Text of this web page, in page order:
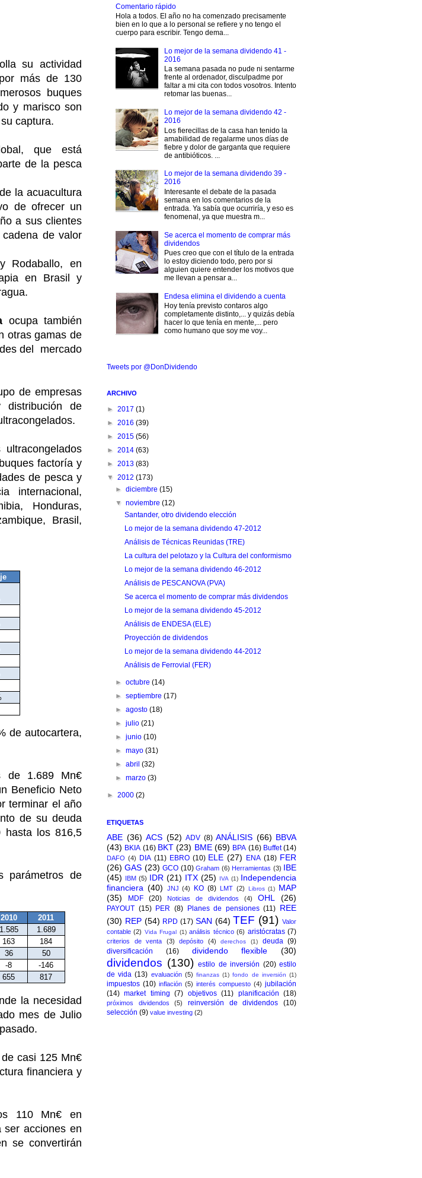
su actividad
más de 130
buques
y marisco son
captura.
que está
de la pesca
la acuacultura
de ofrecer un
a sus clientes
de valor
Rodaballo, en
en Brasil y
ocupa también
otras gamas de
del
mercado
de empresas
distribución de
factoría y
de pesca y
internacional,
Honduras,
Brasil,
de autocartera,
de 1.689 Mn€
Beneficio Neto
terminar el año
de su deuda
hasta los 816,5
parámetros de
2010
2011
1.585
1.689
163
184
36
50
-8
-146
655 817
la necesidad
mes de Julio
casi 125 Mn€
financiera y
110 Mn€ en
ser acciones en
se convertirán
Comentario rápido
Hola a todos. El año no ha comenzado precisamente
bien en lo que a lo personal se refiere y no tengo el
cuerpo para escribir. Tengo dema...
Lo mejor de la semana dividendo 41 -
2016
La semana pasada no pude ni sentarme
frente al ordenador, disculpadme por
faltar a mi cita con todos vosotros. Intento
retomar las buenas...
Lo mejor de la semana dividendo 42 -
2016
Los fierecillas de la casa han tenido la
amabilidad de regalarme unos días de
fiebre y dolor de garganta que requiere
de antibióticos. ...
Lo mejor de la semana dividendo 39 -
2016
Interesante el debate de la pasada
semana en los comentarios de la
entrada. Ya sabía que ocurriría, y eso es
fenomenal, ya que muestra m...
Se acerca el momento de comprar más
dividendos
Pues creo que con el título de la entrada
lo estoy diciendo todo, pero por si
alguien quiere entender los motivos que
me llevan a pensar a...
Endesa elimina el dividendo a cuenta
Hoy tenía previsto contaros algo
completamente distinto,... y quizás debía
hacer lo que tenía en mente,... pero
como humano que soy me voy...
Tweets por @DonDividendo
ARCHIVO
► 2017 (1)
► 2016 (39)
► 2015 (56)
► 2014 (63)
► 2013 (83)
▼ 2012 (173)
►diciembre(15)
▼noviembre(12)
Santander, otro dividendo elección
Lo mejor de la semana dividendo 47-2012
Análisis de Técnicas Reunidas (TRE)
La cultura del pelotazo y la Cultura del conformismo
Lo mejor de la semana dividendo 46-2012
Análisis de PESCANOVA (PVA)
Se acerca el momento de comprar más dividendos
Lo mejor de la semana dividendo 45-2012
Análisis de ENDESA (ELE)
Proyección de dividendos
Lo mejor de la semana dividendo 44-2012
Análisis de Ferrovial (FER)
►octubre(14)
►septiembre(17)
►agosto(18)
►julio(21)
►junio(10)
►mayo(31)
►abril(32)
►marzo(3)
► 2000 (2)
ETIQUETAS
ABE (36) ACS (52) ADV (8) ANÁLISIS (66) BBVA
(43) BKIA (16) BKT (23) BME (69) BPA (16) Buffet (14)
DAFO (4) DIA (11) EBRO (10) ELE (27) ENA (18) FER
(26) GAS (23) GCO (10) Graham (6) Herramientas (3) IBE
(45) IBM (5) IDR (21) ITX (25) IVA (1) Independencia
financiera (40) JNJ (4) KO (8) LMT (2) Libros (1)
MAP
(35)
MDF (20) Noticias de dividendos (4) OHL (26)
PAYOUT (15) PER (8) Planes de pensiones (11) REE
(30) REP (54) RPD (17) SAN (64) TEF (91) Valor
contable (2) Vida Frugal (1) análisis técnico (6) aristócratas (7)
criterios de venta (3) depósito (4) derechos (1) deuda (9)
diversificación
(16) dividendo flexible (30)
dividendos (130) estilo de inversión (20) estilo
de vida (13) evaluación (5) finanzas (1) fondo de inversión (1)
impuestos (10) inflación (5) interés compuesto (4) jubilación
(14) market timing (7) objetivos (11) planificación (18)
próximos dividendos (5) reinversión de dividendos
(10)
selección (9) value investing (2)